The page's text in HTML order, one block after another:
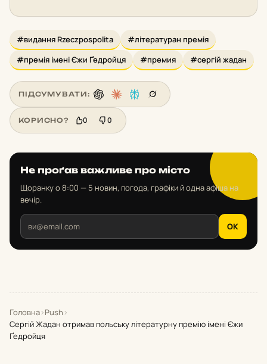
#видання Rzeczpospolita
#літературан премія
#премія імені Єжи Ґедройця
#премия #сергій жадан
ПІДСУМУВАТИ:
КОРИСНО? 0 0
Не проґав важливе про місто
Щоранку о 8:00 — 5 новин, погода, графіки й одна афіша на
вечір.
OK
Головна›Push ›
Сергій Жадан отримав польську літературну премію імені Єжи
Ґедройця